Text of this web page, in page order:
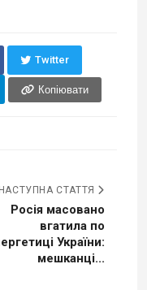
Twitter
Копіювати
НАСТУПНА СТАТТЯ
Росія масовано
вгатила по
України:
мешканці...